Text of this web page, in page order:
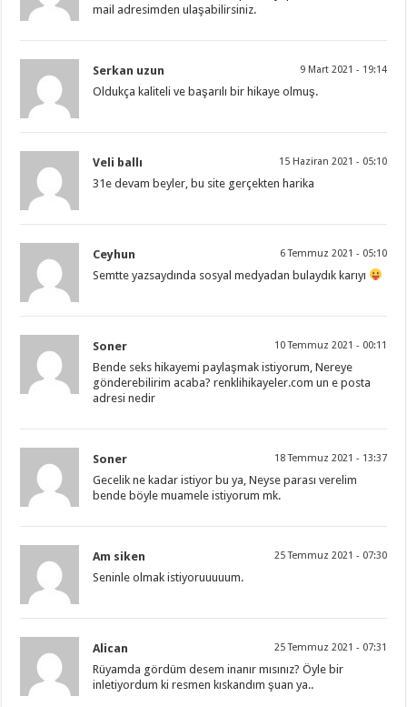
mail adresimden ulaşabilirsiniz.
Serkan uzun 9 Mart 2021 - 19:14
Oldukça kaliteli ve başarılı bir hikaye olmuş.
Veli ballı 15 Haziran 2021 - 05:10
31e devam beyler, bu site gerçekten harika
Ceyhun 6 Temmuz 2021 - 05:10
Semtte yazsaydında sosyal medyadan bulaydık karıyı
Soner 10 Temmuz 2021 - 00:11
Bende seks hikayemi paylaşmak istiyorum, Nereye
gönderebilirim acaba? renklihikayeler.com un e posta
adresi nedir
Soner 18 Temmuz 2021 - 13:37
Gecelik ne kadar istiyor bu ya, Neyse parası verelim
bende böyle muamele istiyorum mk.
Am siken 25 Temmuz 2021 - 07:30
Seninle olmak istiyoruuuuum.
Alican 25 Temmuz 2021 - 07:31
Rüyamda gördüm desem inanır mısınız? Öyle bir
inletiyordum ki resmen kıskandım şuan ya..